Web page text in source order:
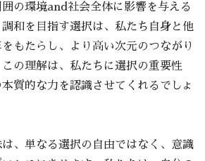
の環境and社会全体に影響を与える
和を目指す選択は、私たち自身と他
もたらし、より高い次元のつながり
の理解は、私たちに選択の重要性
質的な力を認識させてくれるでしょ
、単なる選択の自由ではなく、意識